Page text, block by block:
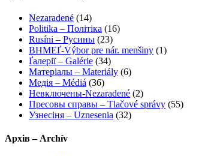
Nezaradené (14)
Politika – Політіка (16)
Rusíni – Русины (23)
ВНМЕҐ-Výbor pre nár. menšiny (1)
Ґалерії – Galérie (34)
Матеріалы – Materiály (6)
Медія – Médiá (36)
Невключены-Nezaradené (2)
Пресовы справы – Tlačové správy (55)
Узнесіня – Uznesenia (32)
Архів – Archív